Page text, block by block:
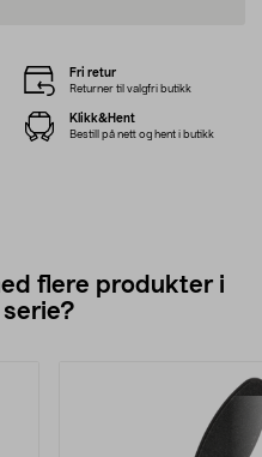
Fri retur
Returner til valgfri butikk
Klikk&Hent
Bestill på nett og hent i butikk
flere produkter i